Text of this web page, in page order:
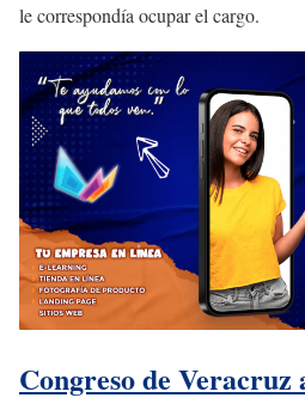
le correspondía ocupar el cargo.
Congreso de